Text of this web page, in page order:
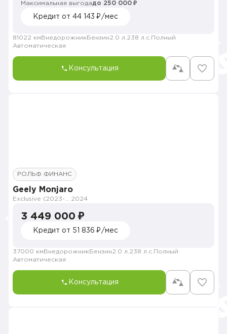
Максимальная выгодадо 250 000 ₽
Кредит от 44 143 ₽/мес
81022 км Внедорожник Бензин2.0 л. 238 л.с. Полный
Автоматическая
Консультация
РОЛЬФ ФИНАНС
Geely Monjaro
2024
3 449 000 ₽
Кредит от 51 836 ₽/мес
37000 км Внедорожник Бензин2.0 л. 238 л.с. Полный
Автоматическая
Консультация